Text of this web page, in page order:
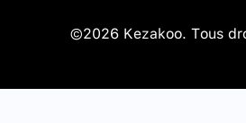
©2026 Kezakoo. Tous